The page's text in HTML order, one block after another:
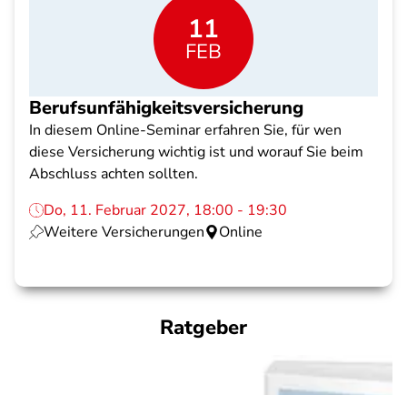
11
FEB
Berufsunfähigkeitsversicherung
In diesem Online-Seminar erfahren Sie, für wen
diese Versicherung wichtig ist und worauf Sie beim
Abschluss achten sollten.
Do, 11. Februar 2027, 18:00 - 19:30
Weitere Versicherungen
Online
Ratgeber